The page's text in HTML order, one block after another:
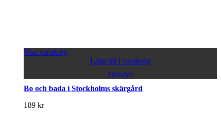
Visa varukorg
Lägg till i varukorg
Detaljer
Bo och bada i Stockholms skärgård
189 kr